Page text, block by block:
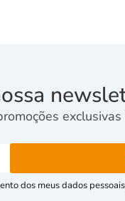
dos meus dados